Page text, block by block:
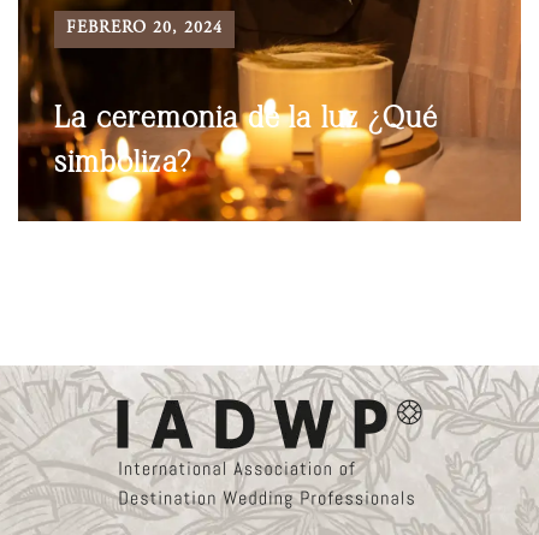
FEBRERO 20, 2024
La ceremonia de la luz ¿Qué
simboliza?